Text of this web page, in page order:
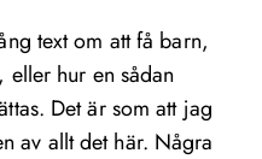
text om att få barn,
hur en sådan
Det är som att jag
av allt det här. Några